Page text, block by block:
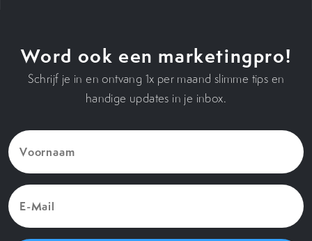
Word ook een marketingpro!
Schrijf je in en ontvang 1x per maand slimme tips en
handige updates in je inbox.
Voornaam
(Vereist)
E-
Mail
(Vereist)